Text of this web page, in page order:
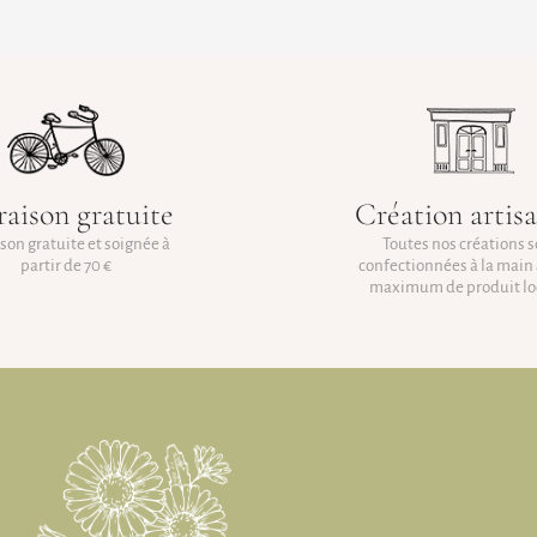
gratuite
gratuite et soignée à
partir de 70 €
Création
Toutes nos créations
confectionnées à la main
maximum de produit